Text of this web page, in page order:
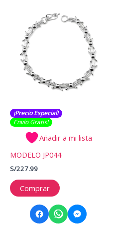
¡Precio Especial!
Envío Gratis​​​!
Añadir a mi lista
MODELO JP044
S/227.99
Comprar